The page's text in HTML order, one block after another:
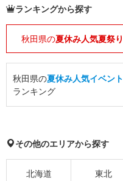
ランキングから探す
秋田県の夏休み人気夏祭り
秋田県の夏休み人気イベント
ランキング
その他のエリアから探す
北海道 東北